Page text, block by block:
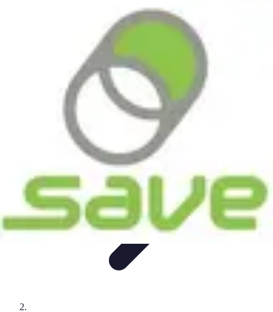
Budget et ÉconomieConseils de
Culture
Voyager Lointain